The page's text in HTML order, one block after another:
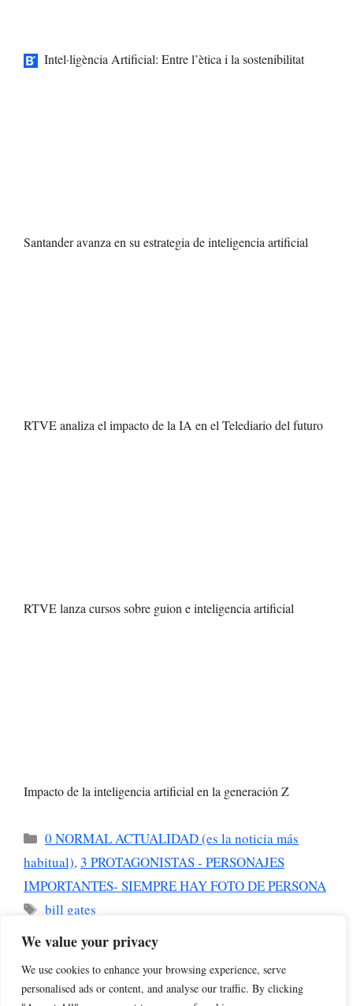
We value your privacy
We use cookies to enhance your browsing experience, serve
personalised ads or content, and analyse our traffic. By clicking
Intel·ligència Artificial: Entre l’ètica i la sostenibilitat
Santander avanza en su estrategia de inteligencia artificial
RTVE analiza el impacto de la IA en el Telediario del futuro
RTVE lanza cursos sobre guion e inteligencia artificial
Impacto de la inteligencia artificial en la generación Z
Categorías
0 NORMAL ACTUALIDAD (es la noticia más
habitual),3 PROTAGONISTAS - PERSONAJES
IMPORTANTES- SIEMPRE HAY FOTO DE PERSONA
Etiquetas
bill gates
El ‘Padrino de la IA’ Asegura que los
Elon Musk · PERFIL